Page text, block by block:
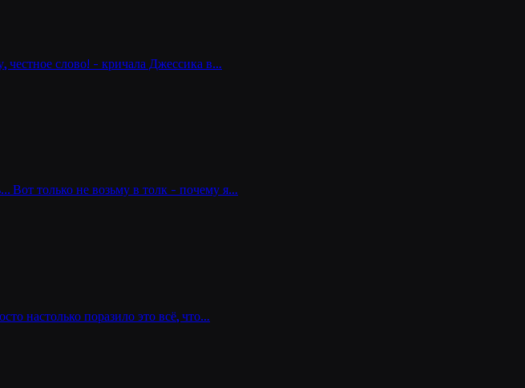
честное слово! - кричала Джессика в…
Вот только не возьму в толк - почему я…
настолько поразило это всё, что…